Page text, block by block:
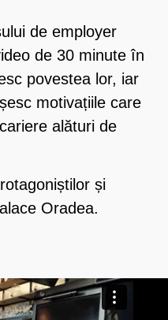
de employer
de 30 minute în
povestea lor, iar
motivațiile care
alături de
și
Oradea.